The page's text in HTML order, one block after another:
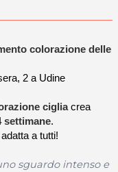
colorazione delle
2 a Udine
cigliacrea
settimane.
a tutti!
sguardo intenso e